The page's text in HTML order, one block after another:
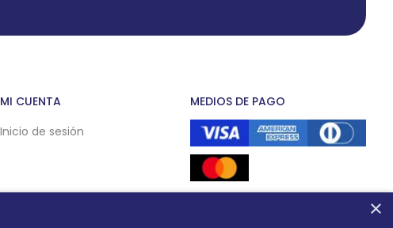
MI CUENTA
Inicio de sesión
MEDIOS DE PAGO
×